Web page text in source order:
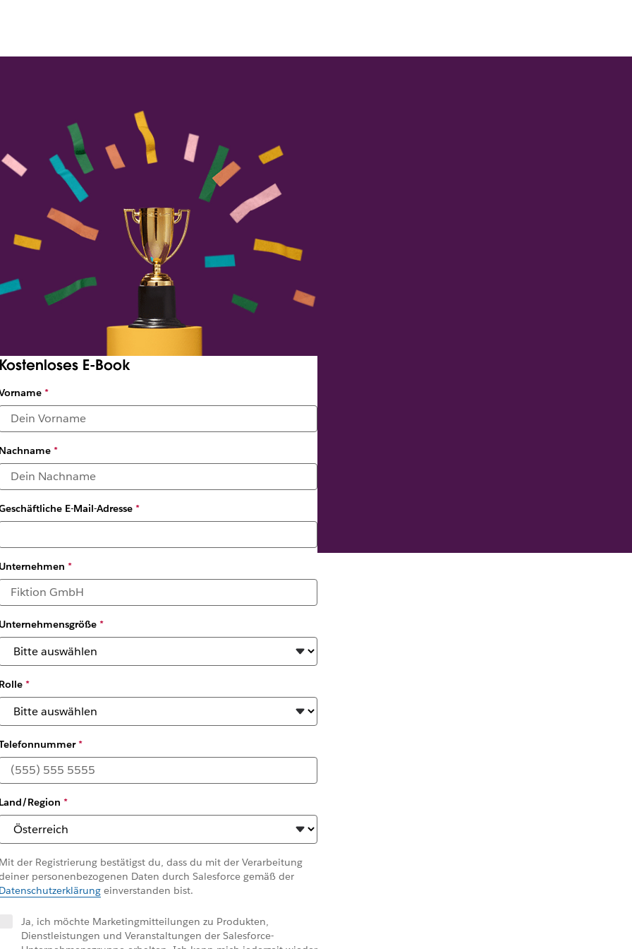
Slack nutzen
zu beschleunigen
Kostenloses E-Book
*
Nachname*
E-Mail-Adresse*
Unternehmen *
Unternehmensgröße*
Rolle*
*
Land/Region *
Mit der Registrierung bestätigst du, dass du mit der Verarbeitung
personenbezogenen Daten durch Salesforce gemäß der
Datenschutzerklärungeinverstanden bist.
Ja, ich möchte Marketingmitteilungen zu Produkten,
Dienstleistungen und Veranstaltungen der Salesforce-